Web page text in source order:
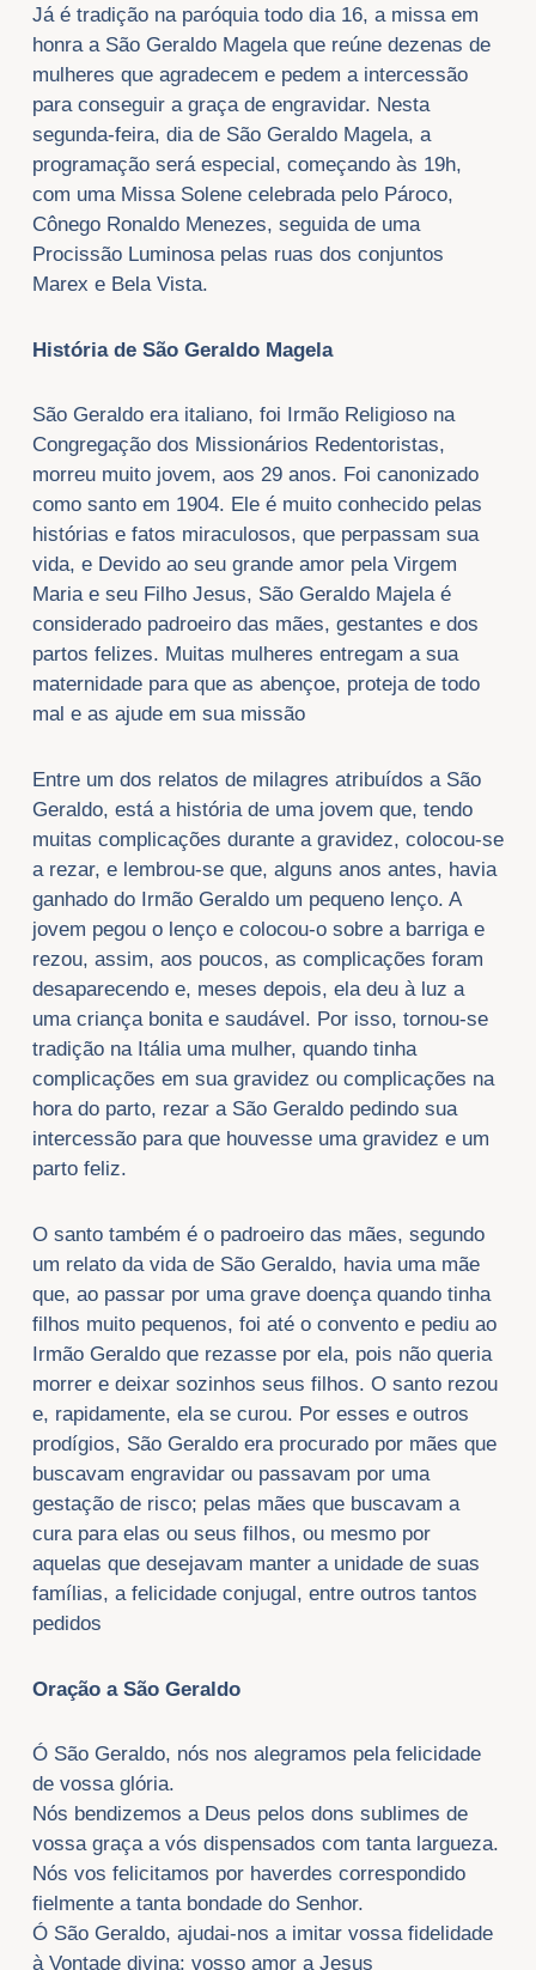
Já é tradição na paróquia todo dia 16, a missa em
honra a São Geraldo Magela que reúne dezenas de
mulheres que agradecem e pedem a intercessão
para conseguir a graça de engravidar. Nesta
segunda-feira, dia de São Geraldo Magela, a
programação será especial, começando às 19h,
com uma Missa Solene celebrada pelo Pároco,
Cônego Ronaldo Menezes, seguida de uma
Procissão Luminosa pelas ruas dos conjuntos
Marex e Bela Vista.
História de São Geraldo Magela
São Geraldo era italiano, foi Irmão Religioso na
Congregação dos Missionários Redentoristas,
morreu muito jovem, aos 29 anos. Foi canonizado
como santo em 1904. Ele é muito conhecido pelas
histórias e fatos miraculosos, que perpassam sua
vida, e Devido ao seu grande amor pela Virgem
Maria e seu Filho Jesus, São Geraldo Majela é
considerado padroeiro das mães, gestantes e dos
partos felizes. Muitas mulheres entregam a sua
maternidade para que as abençoe, proteja de todo
mal e as ajude em sua missão
Entre um dos relatos de milagres atribuídos a São
Geraldo, está a história de uma jovem que, tendo
muitas complicações durante a gravidez, colocou-se
a rezar, e lembrou-se que, alguns anos antes, havia
ganhado do Irmão Geraldo um pequeno lenço. A
jovem pegou o lenço e colocou-o sobre a barriga e
rezou, assim, aos poucos, as complicações foram
desaparecendo e, meses depois, ela deu à luz a
uma criança bonita e saudável. Por isso, tornou-se
tradição na Itália uma mulher, quando tinha
complicações em sua gravidez ou complicações na
hora do parto, rezar a São Geraldo pedindo sua
intercessão para que houvesse uma gravidez e um
parto feliz.
O santo também é o padroeiro das mães, segundo
um relato da vida de São Geraldo, havia uma mãe
que, ao passar por uma grave doença quando tinha
filhos muito pequenos, foi até o convento e pediu ao
Irmão Geraldo que rezasse por ela, pois não queria
morrer e deixar sozinhos seus filhos. O santo rezou
e, rapidamente, ela se curou. Por esses e outros
prodígios, São Geraldo era procurado por mães que
buscavam engravidar ou passavam por uma
gestação de risco; pelas mães que buscavam a
cura para elas ou seus filhos, ou mesmo por
aquelas que desejavam manter a unidade de suas
famílias, a felicidade conjugal, entre outros tantos
pedidos
Oração a São Geraldo
Ó São Geraldo, nós nos alegramos pela felicidade
de vossa glória.
Nós bendizemos a Deus pelos dons sublimes de
vossa graça a vós dispensados com tanta largueza.
Nós vos felicitamos por haverdes correspondido
fielmente a tanta bondade do Senhor.
Ó São Geraldo, ajudai-nos a imitar vossa fidelidade
à Vontade divina: vosso amor a Jesus